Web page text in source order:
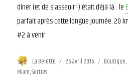
dîner (et de s’asseoir !) était déjà là : le
parfait après cette longue journée. 20
#2 à venir.
Auteur
La Belette
Publié
26 avril 2016 Boutique,
Miam,Sorties